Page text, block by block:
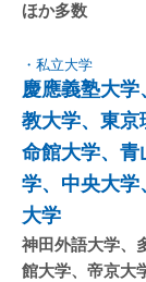
ほか多数
・私立大学
慶應義塾大
教大学、東京
命館大学、青
学、中央大学
大学
神田外語大学、
館大学、帝京大